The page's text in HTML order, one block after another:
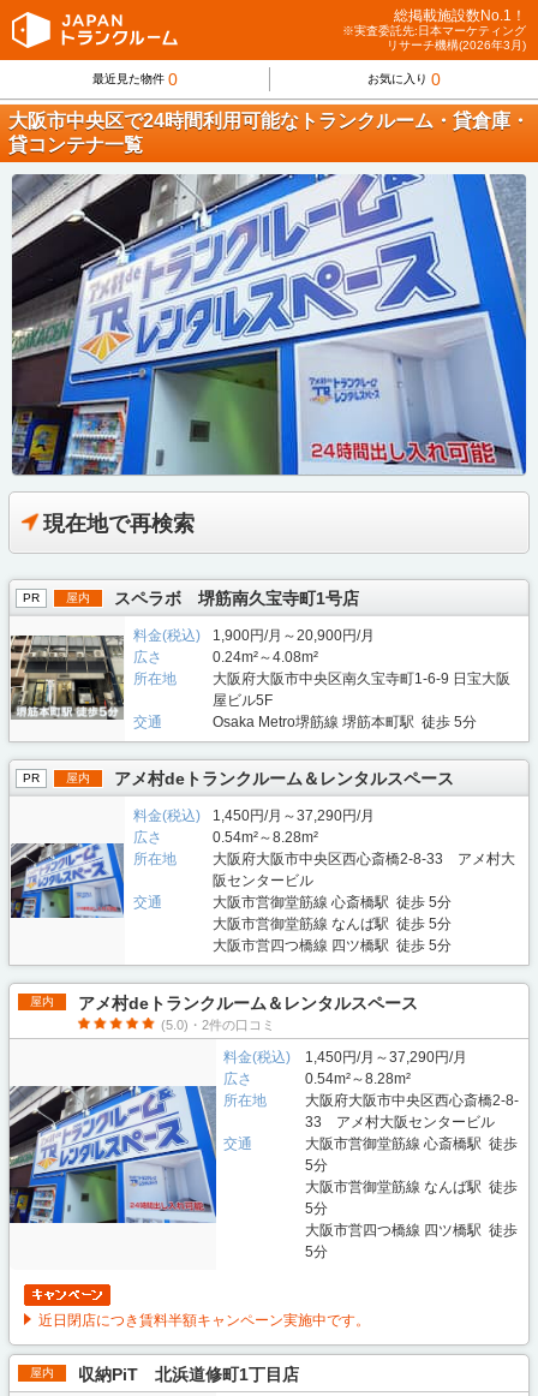
総掲載施設数No.1！
※実査委託先:日本マーケティング
リサーチ機構(2026年3月)
最近見た物件 0 お気に入り 0
大阪市中央区で24時間利用可能なトランクルーム・貸倉庫・
貸コンテナ一覧
現在地で再検索
PR 屋内 スペラボ 堺筋南久宝寺町1号店
料金(税込)
1,900円/月～20,900円/月
広さ
0.24m²～4.08m²
所在地
大阪府大阪市中央区南久宝寺町1-6-9 日宝大阪
屋ビル5F
交通
Osaka Metro堺筋線 堺筋本町駅 徒歩 5分
PR 屋内 アメ村deトランクルーム＆レンタルスペース
料金(税込)
1,450円/月～37,290円/月
広さ
0.54m²～8.28m²
所在地
大阪府大阪市中央区西心斎橋2-8-33 アメ村大
阪センタービル
交通
大阪市営御堂筋線 心斎橋駅 徒歩 5分
大阪市営御堂筋線 なんば駅 徒歩 5分
大阪市営四つ橋線 四ツ橋駅 徒歩 5分
屋内 アメ村deトランクルーム＆レンタルスペース
(5.0)・2件の口コミ
料金(税込)
1,450円/月～37,290円/月
広さ
0.54m²～8.28m²
所在地
大阪府大阪市中央区西心斎橋2-8-
33 アメ村大阪センタービル
交通
大阪市営御堂筋線 心斎橋駅 徒歩
5分
大阪市営御堂筋線 なんば駅 徒歩
5分
大阪市営四つ橋線 四ツ橋駅 徒歩
5分
近日閉店につき賃料半額キャンペーン実施中です。
屋内 収納PiT 北浜道修町1丁目店